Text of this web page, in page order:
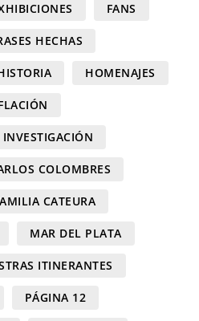
FANS
HECHAS
HOMENAJES
INVESTIGACIÓN
COLOMBRES
CATEURA
MAR DEL PLATA
ITINERANTES
PÁGINA 12